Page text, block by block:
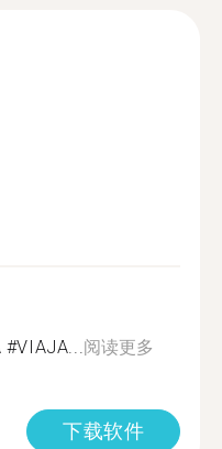
#VIAJA...阅读更多
下载软件